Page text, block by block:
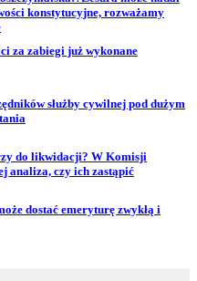
konstytucyjne, rozważamy
za zabiegi już wykonane
służby cywilnej pod dużym
do likwidacji? W Komisji
analiza, czy ich zastąpić
dostać emeryturę zwykłą i